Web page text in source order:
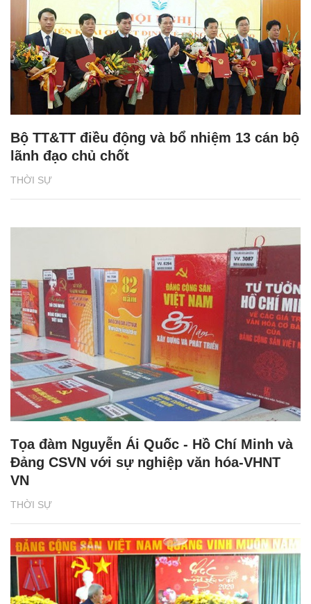
THỜI SỰ
Bộ TT&TT điều động và bổ nhiệm 13 cán bộ
lãnh đạo chủ chốt
THỜI SỰ
Tọa đàm Nguyễn Ái Quốc - Hồ Chí Minh và
Đảng CSVN với sự nghiệp văn hóa-VHNT
VN